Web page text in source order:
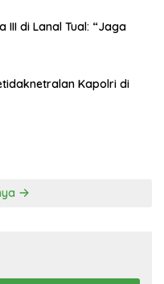
di Lanal Tual: “Jaga
Kapolri di